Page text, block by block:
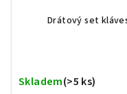
Drátový set
Skladem(>5 ks)